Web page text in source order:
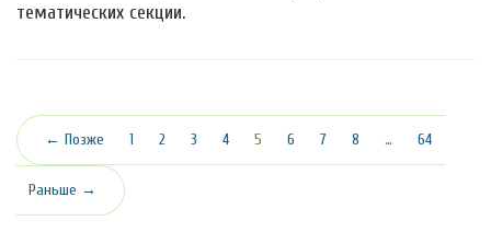
тематических секции.
← Позже 1 2 3 4 5 (текущая)
6 7 8 … 64
Раньше →